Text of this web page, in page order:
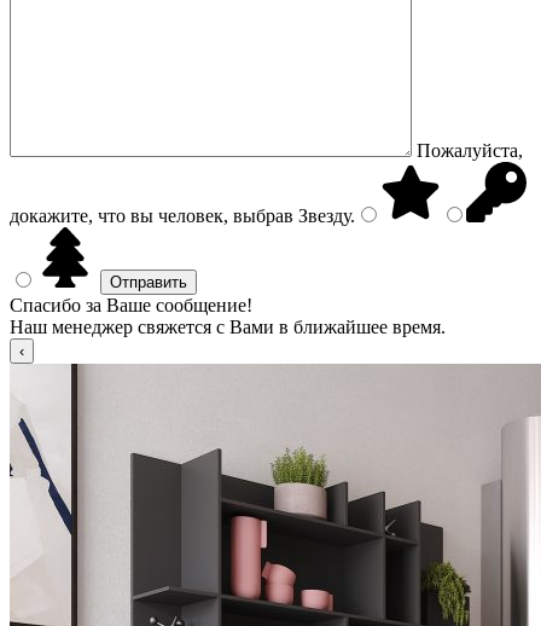
Пожалуйста,
докажите, что вы человек, выбрав Звезду.
Спасибо за Ваше сообщение!
Наш менеджер свяжется с Вами в ближайшее время.